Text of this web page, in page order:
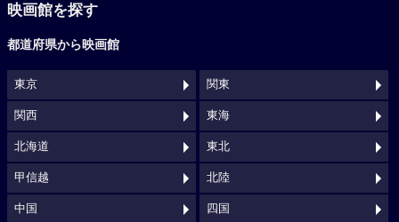
映画館を探す
都道府県から映画館
東京 関東
関西 東海
北海道 東北
甲信越 北陸
中国 四国